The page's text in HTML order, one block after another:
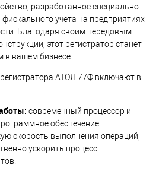
разработанное специально
учета на предприятиях
Благодаря своим передовым
этот регистратор станет
вашем бизнесе.
АТОЛ 77Ф включают в
современный процессор и
обеспечение
скорость выполнения операций,
ускорить процесс